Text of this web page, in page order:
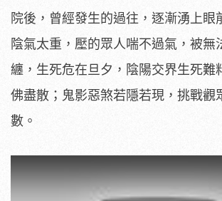
院後，曾經發生的過往，逐漸湧上眼
陰氣太重，壓的眾人喘不過氣， 被無
纏，生死危在旦夕，陰陽交界生死難
佛盡散；鬼影惡煞若隱若現，挑戰觀
數。